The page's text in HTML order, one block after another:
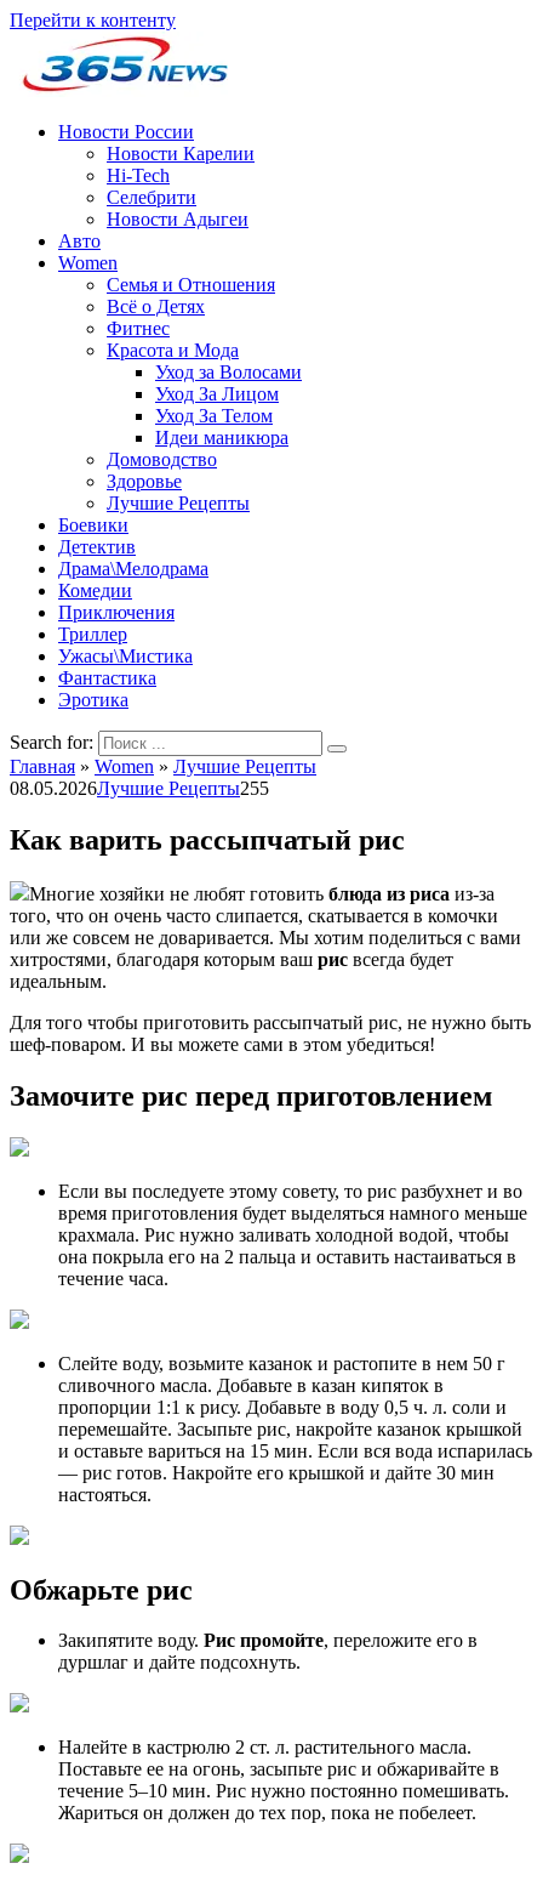
Перейти к контенту
Новости России
Новости Карелии
Hi-Tech
Селебрити
Новости Адыгеи
Авто
Women
Семья и Отношения
Всё о Детях
Фитнес
Красота и Мода
Уход за Волосами
Уход За Лицом
Уход За Телом
Идеи маникюра
Домоводство
Здоровье
Лучшие Рецепты
Боевики
Детектив
Драма\Мелодрама
Комедии
Приключения
Триллер
Ужасы\Мистика
Фантастика
Эротика
Search for:
Главная » Women » Лучшие Рецепты
08.05.2026Лучшие Рецепты255
Как варить рассыпчатый рис
Многие хозяйки не любят готовить блюда из риса из-за
того, что он очень часто слипается, скатывается в комочки
или же совсем не доваривается. Мы хотим поделиться с вами
хитростями, благодаря которым ваш рис всегда будет
идеальным.
Для того чтобы приготовить рассыпчатый рис, не нужно быть
шеф-поваром. И вы можете сами в этом убедиться!
Замочите рис перед приготовлением
Если вы последуете этому совету, то рис разбухнет и во
время приготовления будет выделяться намного меньше
крахмала. Рис нужно заливать холодной водой, чтобы
она покрыла его на 2 пальца и оставить настаиваться в
течение часа.
Слейте воду, возьмите казанок и растопите в нем 50 г
сливочного масла. Добавьте в казан кипяток в
пропорции 1:1 к рису. Добавьте в воду 0,5 ч. л. соли и
перемешайте. Засыпьте рис, накройте казанок крышкой
и оставьте вариться на 15 мин. Если вся вода испарилась
— рис готов. Накройте его крышкой и дайте 30 мин
настояться.
Обжарьте рис
Закипятите воду. Рис промойте, переложите его в
дуршлаг и дайте подсохнуть.
Налейте в кастрюлю 2 ст. л. растительного масла.
Поставьте ее на огонь, засыпьте рис и обжаривайте в
течение 5–10 мин. Рис нужно постоянно помешивать.
Жариться он должен до тех пор, пока не побелеет.